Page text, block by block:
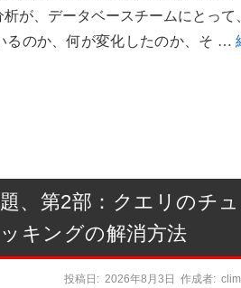
が、データベースチームにとって
るのか、何が変化したのか、そ …
、第2部：クエリのチュ
キングの解消方法
投稿日: 2026年8月3日 作成者: